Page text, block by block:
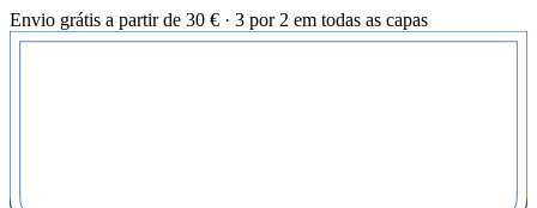
Envio grátis a partir de 30 € · 3 por 2 em todas as capas